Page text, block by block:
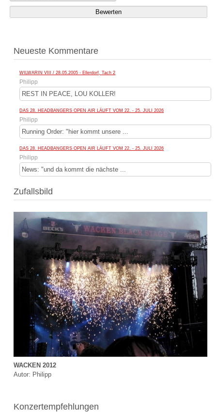
Neueste Kommentare
WILWARIN VIII / 28.05.2005 - Ellerdorf, Tach 2
Philipp
REST IN PEACE, LOU KOLLER!
DAS 28. HEADBANGERS OPEN AIR LÄUFT VOM 22. - 25. JULI 2026
Philipp
Running Order: "hier kommt unsere ...
DAS 28. HEADBANGERS OPEN AIR LÄUFT VOM 22. - 25. JULI 2026
Philipp
News: "und da kommt die nächste ...
Zufallsbild
WACKEN 2012
Autor: Philipp
Konzertempfehlungen